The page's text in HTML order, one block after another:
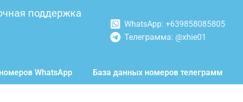
поддержка
WhatsApp: +639858085805
Телеграмма: @xhie01
WhatsApp База данных номеров телеграмм